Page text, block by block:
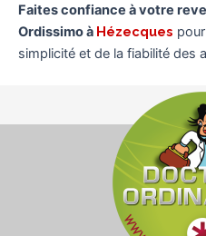
Faites confiance à votre
Ordissimo à Hézecques
simplicité et de la fiabilité des